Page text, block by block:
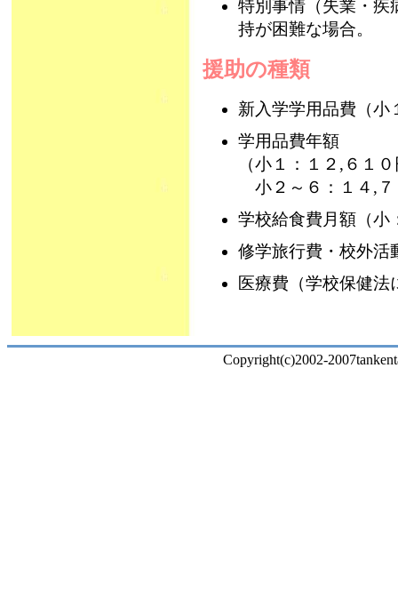
特別事情（失業・疾
持が困難な場合。
援助の種類
新入学学用品費（小
学用品費年額
（小１：１２,６１
小２～６：１４,７
学校給食費月額（小
修学旅行費・校外活
医療費（学校保健
Copyright(c)2002-